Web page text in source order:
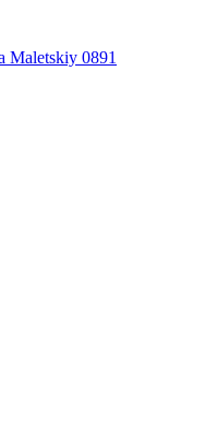
Maletskiy 0891